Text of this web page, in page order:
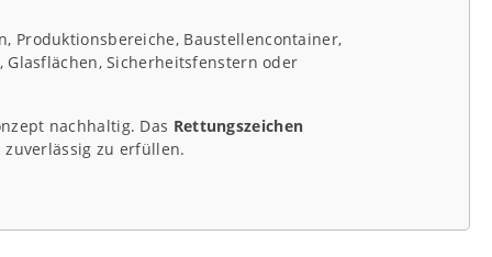
Produktionsbereiche, Baustellencontainer,
Sicherheitsfenstern oder
nachhaltig. Das Rettungszeichen
zu erfüllen.